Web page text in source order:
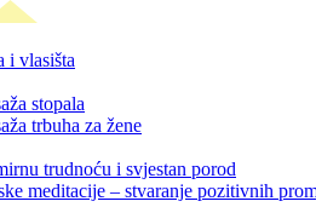
i vlasišta
stopala
trbuha za žene
trudnoću i svjestan porod
meditacije – stvaranje pozitivnih